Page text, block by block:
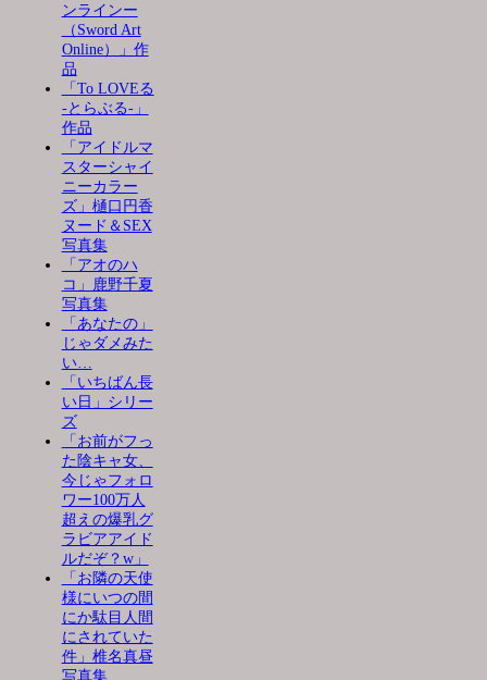
ンラインー
（Sword Art
Online）」作
品
「To LOVEる
-とらぶる-」
作品
「アイドルマ
スターシャイ
ニーカラー
ズ」樋口円香
ヌード＆SEX
写真集
「アオのハ
コ」鹿野千夏
写真集
「あなたの」
じゃダメみた
い…
「いちばん長
い日」シリー
ズ
「お前がフっ
た陰キャ女、
今じゃフォロ
ワー100万人
超えの爆乳グ
ラビアアイド
ルだぞ？w」
「お隣の天使
様にいつの間
にか駄目人間
にされていた
件」椎名真昼
写真集